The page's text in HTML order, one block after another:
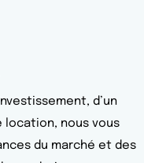
d’un
location, nous vous
du marché et des